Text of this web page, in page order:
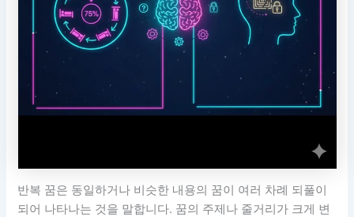
반복 꿈은 동일하거나 비슷한 내용의 꿈이 여러 차례 되풀이
되어 나타나는 것을 말합니다. 꿈의 주제나 줄거리가 크게 변